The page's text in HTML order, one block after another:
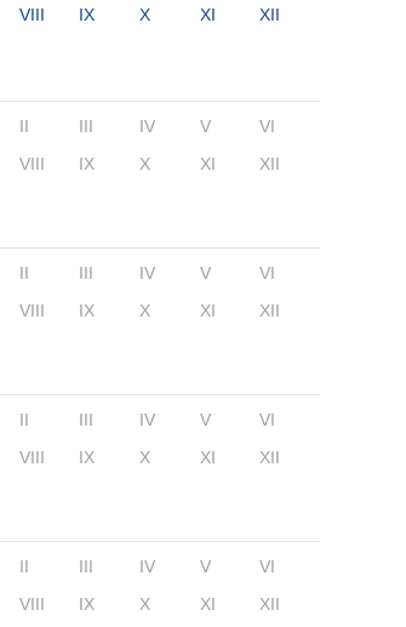
VIII IX X XI XII
II III IV V
VI
VIII IX X XI XII
II III IV V
VI
VIII IX X XI XII
II III IV V
VI
VIII IX X XI XII
II III IV V
VI
VIII IX X XI XII